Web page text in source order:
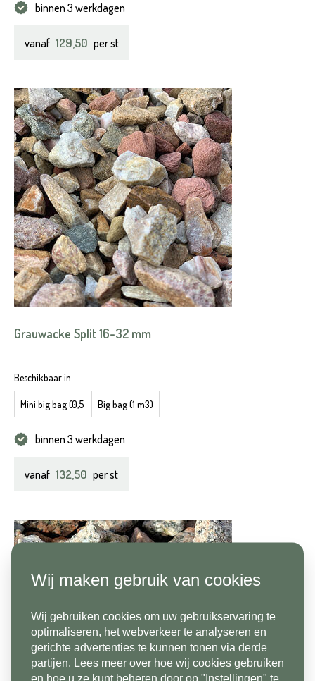
binnen 3 werkdagen
vanaf 129,50 per st
Grauwacke Split 16-32 mm
Beschikbaar in
Mini big bag (0,5 m3)Big bag (1 m3)
binnen 3 werkdagen
vanaf 132,50 per st
Wij maken gebruik van cookies
Wij gebruiken cookies om uw gebruikservaring te
optimaliseren, het webverkeer te analyseren en
gerichte advertenties te kunnen tonen via derde
partijen. Lees meer over hoe wij cookies gebruiken
en hoe u ze kunt beheren door op "Instellingen" te